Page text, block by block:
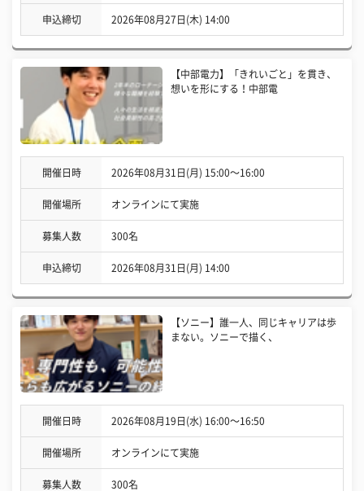
申込締切 2026年08月27日(木) 14:00
【中部電力】「きれいごと」を貫き、
想いを形にする！中部電
開催日時 2026年08月31日(月) 15:00〜16:00
開催場所 オンラインにて実施
募集人数 300名
申込締切 2026年08月31日(月) 14:00
【ソニー】誰一人、同じキャリアは歩
まない。ソニーで描く、
開催日時 2026年08月19日(水) 16:00〜16:50
開催場所 オンラインにて実施
募集人数 300名